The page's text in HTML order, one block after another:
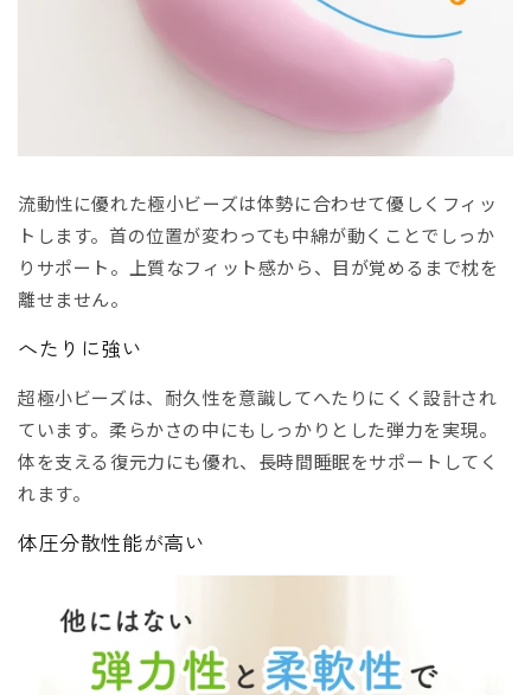
流動性に優れた極小ビーズは体勢に合わせて優しくフィッ
トします。首の位置が変わっても中綿が動くことでしっか
りサポート。上質なフィット感から、目が覚めるまで枕を
離せません。
へたりに強い
超極小ビーズは、耐久性を意識してへたりにくく設計され
ています。柔らかさの中にもしっかりとした弾力を実現。
体を支える復元力にも優れ、長時間睡眠をサポートしてく
れます。
体圧分散性能が高い